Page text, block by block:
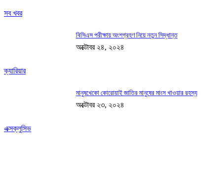
সব খবর
ক্যারিয়ার
বিসিএস পরীক্ষায় অংশগ্রহণ নিয়ে নতুন সিদ্ধান্ত
অক্টোবর ২৪, ২০২৪
এক্সক্লুসিভ
মানুষখেকো কোরোয়াই জাতির মানুষের মাংস খাওয়ার রহস্য
অক্টোবর ২৩, ২০২৪